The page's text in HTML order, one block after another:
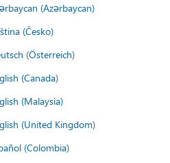
(Azərbaycan)
(Česko)
(Österreich)
(Canada)
(Malaysia)
(United Kingdom)
(Colombia)